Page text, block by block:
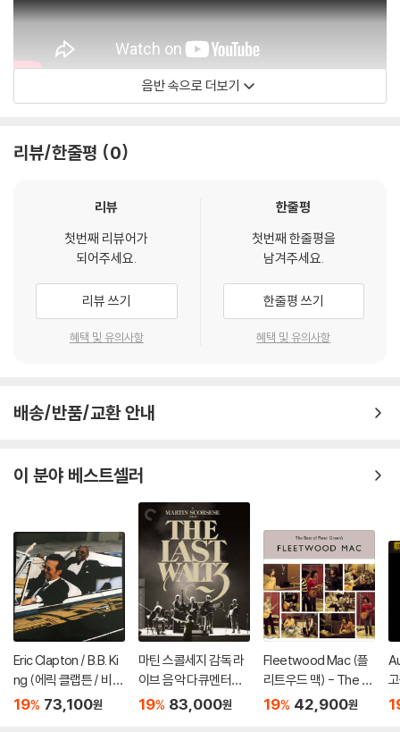
음반 속으로 더보기
리뷰/한줄평 0
리뷰
첫번째 리뷰어가
되어주세요.
리뷰 쓰기
혜택 및 유의사항
한줄평
첫번째 한줄평을
남겨주세요.
한줄평 쓰기
혜택 및 유의사항
배송/반품/교환 안내
이 분야 베스트셀러
Eric Clapton / B.B. Ki
ng (에릭 클랩튼 / 비비
킹) - Riding With Th
19% 73,100원
마틴 스콜세지 감독 라
이브 음악 다큐멘터리
(The Last Waltz) [4
19% 83,000원
Fleetwood Mac (플
리트우드 맥) - The B
est Of Peter Gree
19% 42,900원